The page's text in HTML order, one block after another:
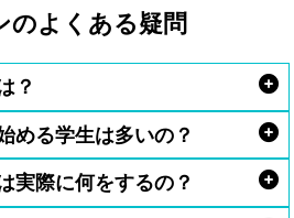
のよくある疑問
？
める学生は多いの？
実際に何をするの？